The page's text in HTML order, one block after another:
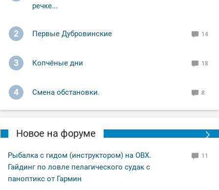
речке...
2 Первые Дубровинские 14
3 Копчёные дни 18
4 Смена обстановки. 8
Новое на форуме
Рыбалка с гидом (инструктором) на ОВХ.
Гайдинг по ловле пелагического судак с
паноптикс от Гармин
11